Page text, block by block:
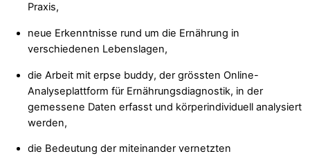
Praxis,
neue Erkenntnisse rund um die Ernährung in
verschiedenen Lebenslagen,
die Arbeit mit erpse buddy, der grössten Online-
Analyseplattform für Ernährungsdiagnostik, in der
gemessene Daten erfasst und körperindividuell analysiert
werden,
die Bedeutung der miteinander vernetzten